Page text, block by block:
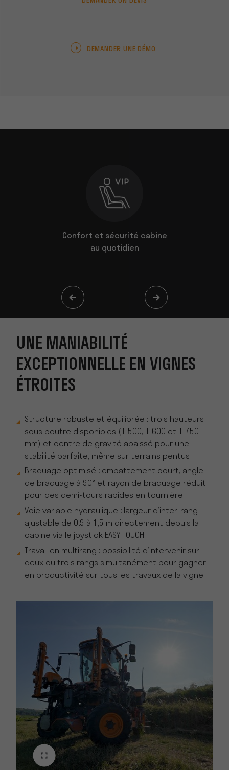
DEMANDER UNE DÉMO
Confort et sécurité cabine
au quotidien
UNE MANIABILITÉ
EXCEPTIONNELLE EN VIGNES
ÉTROITES
Structure robuste et équilibrée : trois hauteurs
sous poutre disponibles (1 500, 1 600 et 1 750
mm) et centre de gravité abaissé pour une
stabilité parfaite, même sur terrains pentus
Braquage optimisé : empattement court, angle
de braquage à 90° et rayon de braquage réduit
pour des demi-tours rapides en tournière
Voie variable hydraulique : largeur d’inter-rang
ajustable de 0,9 à 1,5 m directement depuis la
cabine via le joystick EASY TOUCH
Travail en multirang : possibilité d’intervenir sur
deux ou trois rangs simultanément pour gagner
en productivité sur tous les travaux de la vigne